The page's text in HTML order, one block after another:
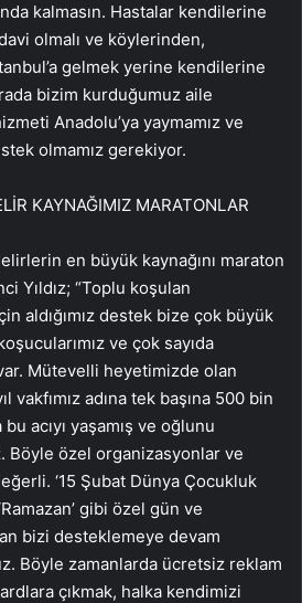
kalmasın. Hastalar kendilerine
olmalı ve köylerinden,
gelmek yerine kendilerine
bizim kurduğumuz aile
Anadolu’ya yaymamız ve
olmamız gerekiyor.
KAYNAĞIMIZ MARATONLAR
en büyük kaynağını maraton
Yıldız; “Toplu koşulan
aldığımız destek bize çok büyük
ve çok sayıda
Mütevelli heyetimizde olan
vakfımız adına tek başına 500 bin
acıyı yaşamış ve oğlunu
Böyle özel organizasyonlar ve
‘15 Şubat Dünya Çocukluk
gibi özel gün ve
bizi desteklemeye devam
Böyle zamanlarda ücretsiz reklam
çıkmak, halka kendimizi